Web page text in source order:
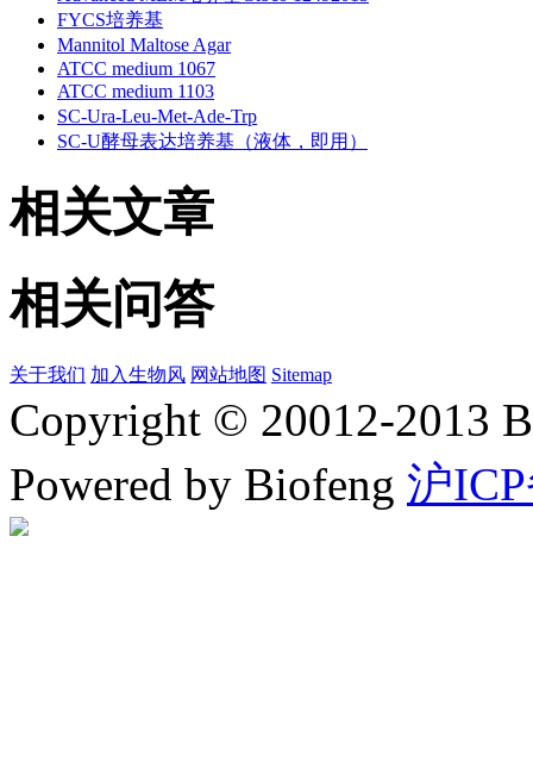
FYCS培养基
Mannitol Maltose Agar
ATCC medium 1067
ATCC medium 1103
SC-Ura-Leu-Met-Ade-Trp
SC-U酵母表达培养基（液体，即用）
相关文章
相关问答
关于我们 加入生物风 网站地图 Sitemap
Copyright © 20012-2013
Powered by Biofeng 沪